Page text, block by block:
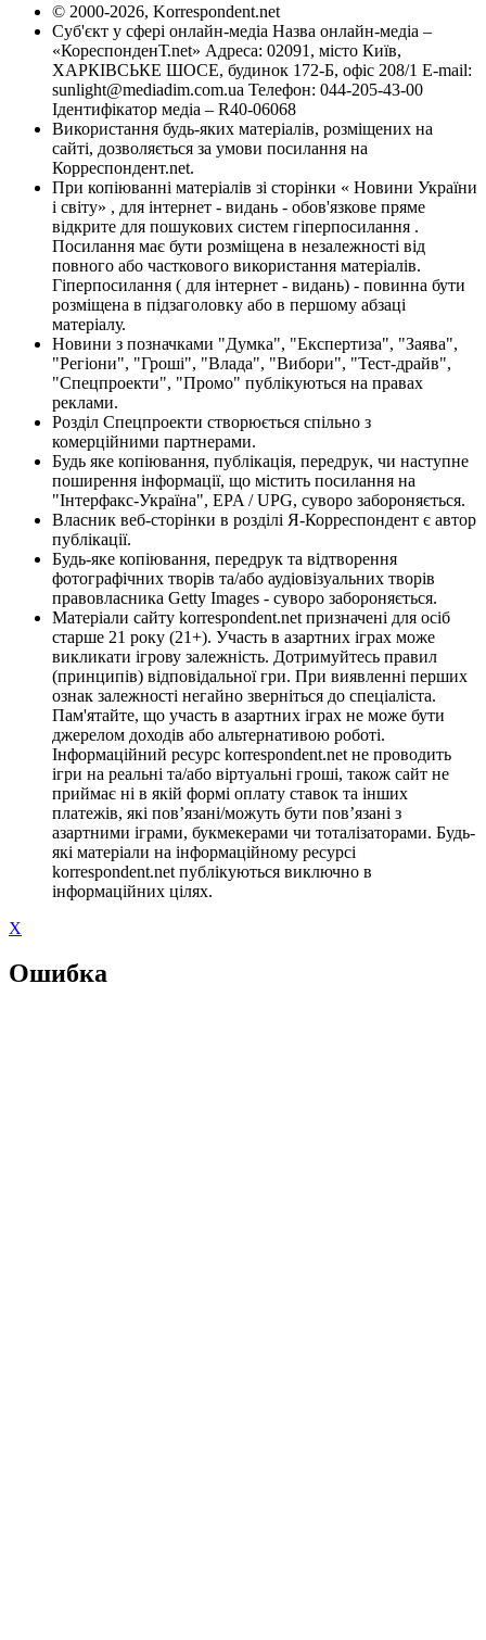
© 2000-2026, Korrespondent.net
Суб'єкт у сфері онлайн-медіа Назва онлайн-медіа –
«КореспонденТ.net» Адреса: 02091, місто Київ,
ХАРКІВСЬКЕ ШОСЕ, будинок 172-Б, офіс 208/1 E-mail:
sunlight@mediadim.com.ua Телефон: 044-205-43-00
Ідентифікатор медіа – R40-06068
Використання будь-яких матеріалів, розміщених на
сайті, дозволяється за умови посилання на
Корреспондент.net.
При копіюванні матеріалів зі сторінки « Новини України
і світу» , для інтернет - видань - обов'язкове пряме
відкрите для пошукових систем гіперпосилання .
Посилання має бути розміщена в незалежності від
повного або часткового використання матеріалів.
Гіперпосилання ( для інтернет - видань) - повинна бути
розміщена в підзаголовку або в першому абзаці
матеріалу.
Новини з позначками "Думка", "Експертиза", "Заява",
"Регіони", "Гроші", "Влада", "Вибори", "Тест-драйв",
"Спецпроекти", "Промо" публікуються на правах
реклами.
Розділ Спецпроекти створюється спільно з
комерційними партнерами.
Будь яке копіювання, публікація, передрук, чи наступне
поширення інформації, що містить посилання на
"Інтерфакс-Україна", EPA / UPG, суворо забороняється.
Власник веб-сторінки в розділі Я-Корреспондент є автор
публікації.
Будь-яке копіювання, передрук та відтворення
фотографічних творів та/або аудіовізуальних творів
правовласника Getty Images - суворо забороняється.
Матеріали сайту korrespondent.net призначені для осіб
старше 21 року (21+). Участь в азартних іграх може
викликати ігрову залежність. Дотримуйтесь правил
(принципів) відповідальної гри. При виявленні перших
ознак залежності негайно зверніться до спеціаліста.
Пам'ятайте, що участь в азартних іграх не може бути
джерелом доходів або альтернативою роботі.
Інформаційний ресурс korrespondent.net не проводить
ігри на реальні та/або віртуальні гроші, також сайт не
приймає ні в якій формі оплату ставок та інших
платежів, які пов’язані/можуть бути пов’язані з
азартними іграми, букмекерами чи тоталізаторами. Будь-
які матеріали на інформаційному ресурсі
korrespondent.net публікуються виключно в
інформаційних цілях.
X
Ошибка